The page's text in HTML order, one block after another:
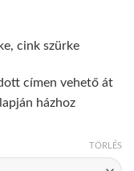
cink szürke
címen vehető át
házhoz
TÖRLÉS